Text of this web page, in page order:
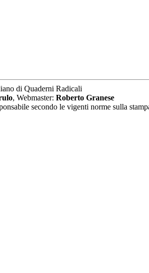
di Quaderni Radicali
, Webmaster: Roberto Granese
secondo le vigenti norme sulla